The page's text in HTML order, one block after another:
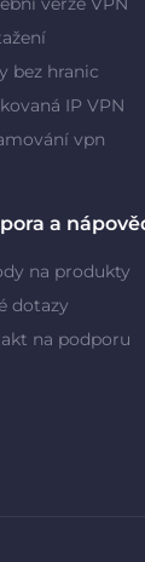
bez hranic
IP VPN
vpn
a
na produkty
dotazy
na podporu